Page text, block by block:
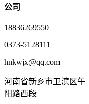
公司
18836269550
0373-5128111
hnkwjx@qq.com
河南省新乡市卫滨区午
阳路西段